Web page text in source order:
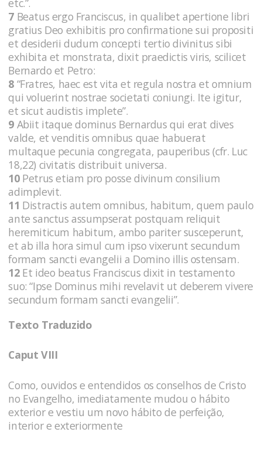
etc.”.
7 Beatus ergo Franciscus, in qualibet apertione libri
gratius Deo exhibitis pro confirmatione sui propositi
et desiderii dudum concepti tertio divinitus sibi
exhibita et monstrata, dixit praedictis viris, scilicet
Bernardo et Petro:
8 “Fratres, haec est vita et regula nostra et omnium
qui voluerint nostrae societati coniungi. Ite igitur,
et sicut audistis implete”.
9 Abiit itaque dominus Bernardus qui erat dives
valde, et venditis omnibus quae habuerat
multaque pecunia congregata, pauperibus (cfr. Luc
18,22) civitatis distribuit universa.
10Petrus etiam pro posse divinum consilium
adimplevit.
11 Distractis autem omnibus, habitum, quem paulo
ante sanctus assumpserat postquam reliquit
heremiticum habitum, ambo pariter susceperunt,
et ab illa hora simul cum ipso vixerunt secundum
formam sancti evangelii a Domino illis ostensam.
12Et ideo beatus Franciscus dixit in testamento
suo: “Ipse Dominus mihi revelavit ut deberem vivere
secundum formam sancti evangelii”.
Texto Traduzido
Caput VIII
Como, ouvidos e entendidos os conselhos de Cristo
no Evangelho, imediatamente mudou o hábito
exterior e vestiu um novo hábito de perfeição,
interior e exteriormente